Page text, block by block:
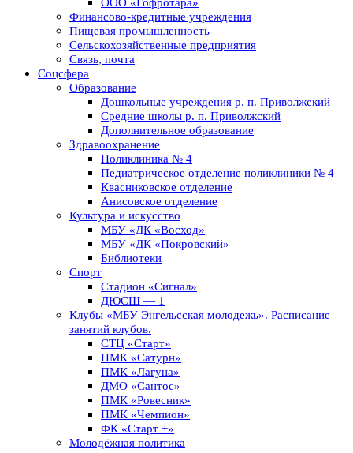
ООО «Гофротара»
Финансово-кредитные учреждения
Пищевая промышленность
Сельскохозяйственные предприятия
Связь, почта
Соцсфера
Образование
Дошкольные учреждения р. п. Приволжский
Средние школы р. п. Приволжский
Дополнительное образование
Здравоохранение
Поликлиника № 4
Педиатрическое отделение поликлиники № 4
Квасниковское отделение
Анисовское отделение
Культура и искусство
МБУ «ДК «Восход»
МБУ «ДК «Покровский»
Библиотеки
Спорт
Стадион «Сигнал»
ДЮСШ — 1
Клубы «МБУ Энгельсская молодежь». Расписание
занятий клубов.
СТЦ «Старт»
ПМК «Сатурн»
ПМК «Лагуна»
ДМО «Сантос»
ПМК «Ровесник»
ПМК «Чемпион»
ФК «Старт +»
Молодёжная политика